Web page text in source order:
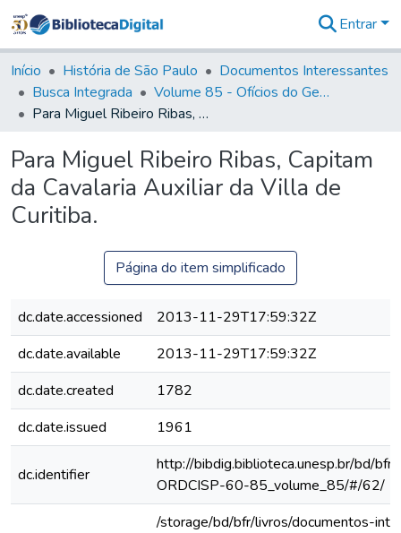
&
Coleções
Tudo na
Biblioteca
Estatísticas
Entrar
Início História de São Paulo
Documentos Interessantes
Busca Integrada
Volume 85 - Ofícios do General Francisco da Cunha Menezes (Governador da Capitania): 1782- 1786
Para Miguel Ribeiro Ribas, Capitam da Cavalaria Auxiliar da Villa de Curitiba.
Para Miguel Ribeiro Ribas, Capitam
da Cavalaria Auxiliar da Villa de
Curitiba.
Página do item simplificado
dc.date.accessioned
2013-11-29T17:59:32Z
dc.date.available
2013-11-29T17:59:32Z
dc.date.created
1782
dc.date.issued
1961
dc.identifier
http://bibdig.biblioteca.unesp.br/bd/
ORDCISP-60-85_volume_85/#/62/
/storage/bd/bfr/livros/documentos-